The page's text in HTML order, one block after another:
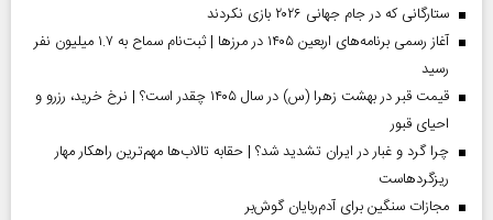
ستارگانی که در جام جهانی ۲۰۲۶ بازی نکردند
آغاز رسمی برنامه‌های اربعین ۱۴۰۵ در مرز‌ها | ثبت‌نام سماح به ۱.۷ میلیون نفر
رسید
قیمت قبر در بهشت زهرا (س) در سال ۱۴۰۵ چقدر است؟ | نرخ خرید، رزرو و
احیای قبور
چرا گرد و غبار در ایران تشدید شد؟ | حقابه تالاب‌ها مهم‌ترین راهکار مهار
ریزگردهاست
مجازات سنگین برای آدم‌ربایان گوش‌بر